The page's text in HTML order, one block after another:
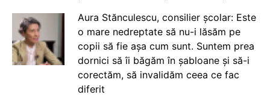
Aura Stănculescu, consilier școlar: Este
o mare nedreptate să nu-i lăsăm pe
copii să fie așa cum sunt. Suntem prea
dornici să îi băgăm în șabloane și să-i
corectăm, să invalidăm ceea ce fac
diferit